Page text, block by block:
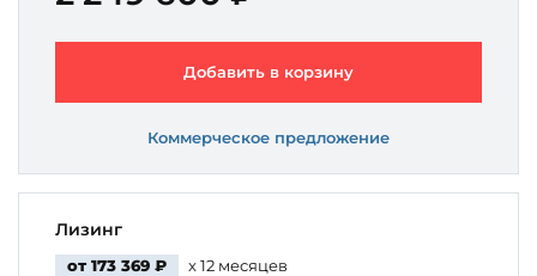
Добавить в корзину
Коммерческое предложение
Лизинг
от 173 369 ₽
x 12 месяцев